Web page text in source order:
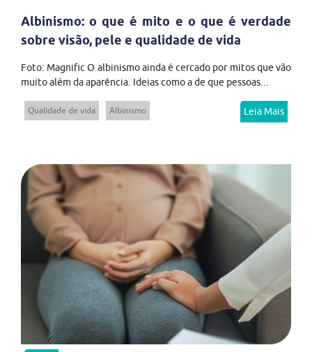
Albinismo: o que é mito e o que é verdade
sobre visão, pele e qualidade de vida
Foto: Magnific O albinismo ainda é cercado por mitos que vão
muito além da aparência. Ideias como a de que pessoas...
Qualidade de vida Albinismo Leia Mais